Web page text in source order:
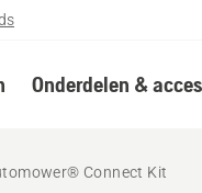
Onderdelen &
Connect Kit